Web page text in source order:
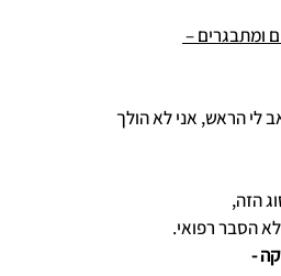
ומתבגרים –
לי הראש, אני לא הולך
הזה,
הסבר רפואי.
-